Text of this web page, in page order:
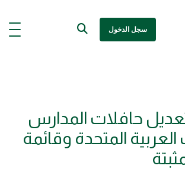
سجل الدخول
حافلات المدارس
العربية المتحدة وقائمة